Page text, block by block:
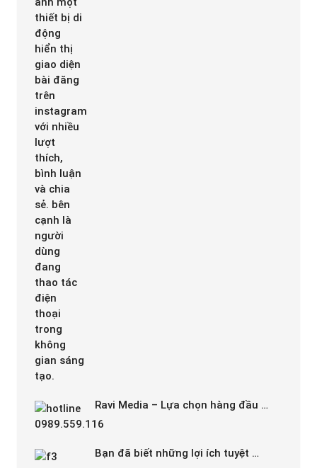
Ravi Media – Lựa chọn hàng đầu …
Bạn đã biết những lợi ích tuyệt …